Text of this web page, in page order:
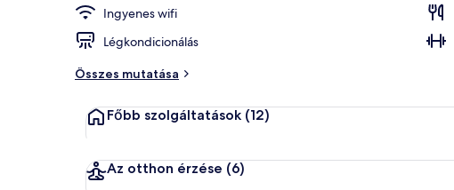
Ingyenes wifi
Légkondicionálás
Összes mutatása
Főbb szolgáltatások (12)
Az otthon érzése (6)